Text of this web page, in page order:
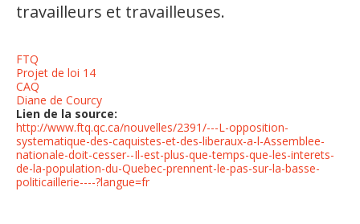
travailleurs et travailleuses.
FTQ
Projet de loi 14
CAQ
Diane de Courcy
Lien de la source:
http://www.ftq.qc.ca/nouvelles/2391/---L-opposition-
systematique-des-caquistes-et-des-liberaux-a-l-Assemblee-
nationale-doit-cesser--Il-est-plus-que-temps-que-les-interets-
de-la-population-du-Quebec-prennent-le-pas-sur-la-basse-
politicaillerie----?langue=fr